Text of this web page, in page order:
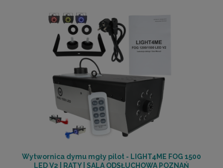
Wytwornica dymu mgły pilot - LIGHT4ME FOG 1500
LED V2 | RATY | SALA ODSŁUCHOWA POZNAŃ